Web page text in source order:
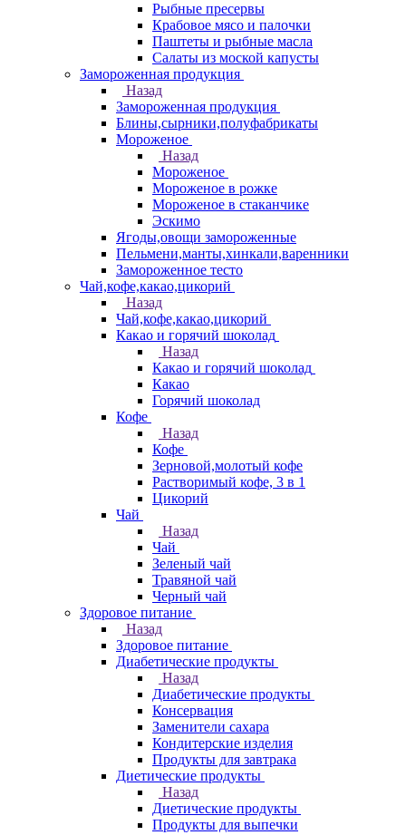
Рыбные пресервы
Крабовое мясо и палочки
Паштеты и рыбные масла
Салаты из моской капусты
Замороженная продукция
Назад
Замороженная продукция
Блины,сырники,полуфабрикаты
Мороженое
Назад
Мороженое
Мороженое в рожке
Мороженое в стаканчике
Эскимо
Ягоды,овощи замороженные
Пельмени,манты,хинкали,варенники
Замороженное тесто
Чай,кофе,какао,цикорий
Назад
Чай,кофе,какао,цикорий
Какао и горячий шоколад
Назад
Какао и горячий шоколад
Какао
Горячий шоколад
Кофе
Назад
Кофе
Зерновой,молотый кофе
Растворимый кофе, 3 в 1
Цикорий
Чай
Назад
Чай
Зеленый чай
Травяной чай
Черный чай
Здоровое питание
Назад
Здоровое питание
Диабетические продукты
Назад
Диабетические продукты
Консервация
Заменители сахара
Кондитерские изделия
Продукты для завтрака
Диетические продукты
Назад
Диетические продукты
Продукты для выпечки